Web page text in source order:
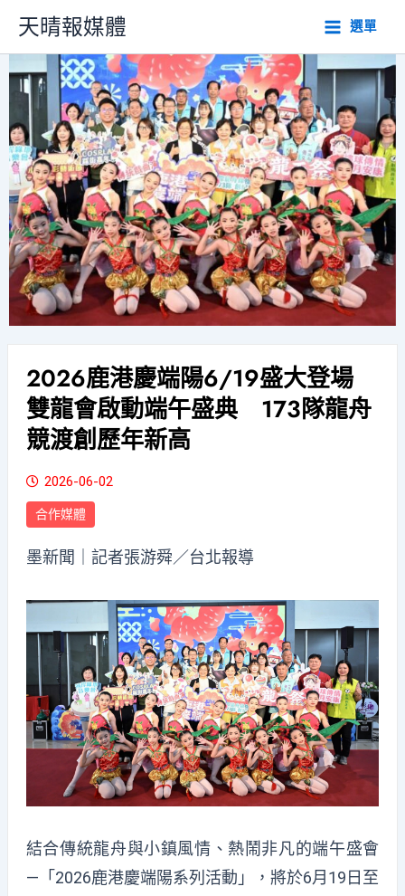
主
要
天晴報媒體 選單
2026鹿港慶端陽6/19盛大登場
雙龍會啟動端午盛典 173隊龍舟
競渡創歷年新高
2026-06-02
合作媒體
墨新聞 ｜記者張游舜／台北報導
結合傳統龍舟與小鎮風情、熱鬧非凡的端午盛會
—「2026鹿港慶端陽系列活動」，將於6月19日至